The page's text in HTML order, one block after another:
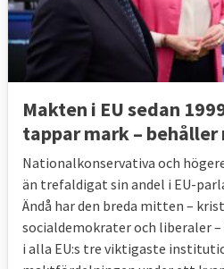
Makten i EU sedan
tappar mark –
Nationalkonservativa och
än trefaldigat sin andel i EU-
Ändå har den breda mitten –
socialdemokrater och liberaler
i alla EU:s tre viktigaste